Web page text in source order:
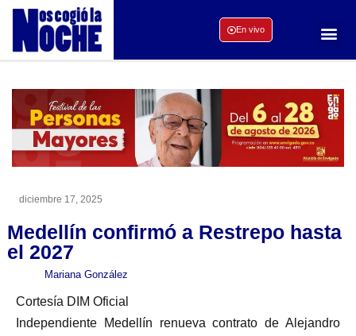
En vivo
diciembre 17, 2025
Medellín confirmó a Restrepo hasta
el 2027
Mariana González
Cortesía DIM Oficial
Independiente Medellín renueva contrato de Alejandro